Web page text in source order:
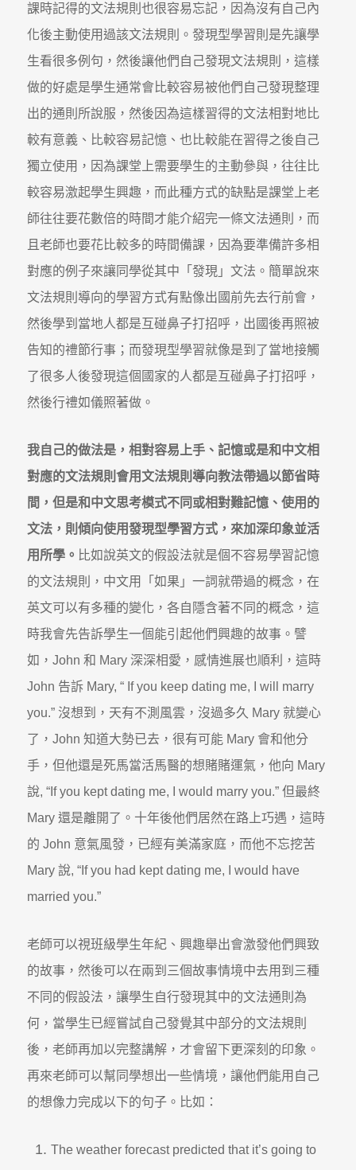
課時記得的文法規則也很容易忘記，因為沒有自己內
化後主動使用過該文法規則。發現型學習則是先讓學
生看很多例句，然後讓他們自己發現文法規則，這樣
做的好處是學生通常會比較容易被他們自己發現整理
出的通則所說服，然後因為這樣習得的文法相對地比
較有意義、比較容易記憶、也比較能在習得之後自己
獨立使用，因為課堂上需要學生的主動參與，往往比
較容易激起學生興趣，而此種方式的缺點是課堂上老
師往往要花數倍的時間才能介紹完一條文法通則，而
且老師也要花比較多的時間備課，因為要準備許多相
對應的例子來讓同學從其中「發現」文法。簡單說來
文法規則導向的學習方式有點像出國前先去行前會，
然後學到當地人都是互碰鼻子打招呼，出國後再照被
告知的禮節行事；而發現型學習就像是到了當地接觸
了很多人後發現這個國家的人都是互碰鼻子打招呼，
然後行禮如儀照著做。
我自己的做法是，相對容易上手、記憶或是和中文相
對應的文法規則會用文法規則導向教法帶過以節省時
間，但是和中文思考模式不同或相對難記憶、使用的
文法，則傾向使用發現型學習方式，來加深印象並活
用所學。 比如說英文的假設法就是個不容易學習記憶
的文法規則，中文用「如果」一詞就帶過的概念，在
英文可以有多種的變化，各自隱含著不同的概念，這
時我會先告訴學生一個能引起他們興趣的故事。譬
如，John 和 Mary 深深相愛，感情進展也順利，這時
John 告訴 Mary, “ If you keep dating me, I will marry
you.” 沒想到，天有不測風雲，沒過多久 Mary 就變心
了，John 知道大勢已去，很有可能 Mary 會和他分
手，但他還是死馬當活馬醫的想賭賭運氣，他向 Mary
說, “If you kept dating me, I would marry you.” 但最終
Mary 還是離開了。十年後他們居然在路上巧遇，這時
的 John 意氣風發，已經有美滿家庭，而他不忘挖苦
Mary 說, “If you had kept dating me, I would have
married you.”
老師可以視班級學生年紀、興趣舉出會激發他們興致
的故事，然後可以在兩到三個故事情境中去用到三種
不同的假設法，讓學生自行發現其中的文法通則為
何，當學生已經嘗試自己發覺其中部分的文法規則
後，老師再加以完整講解，才會留下更深刻的印象。
再來老師可以幫同學想出一些情境，讓他們能用自己
的想像力完成以下的句子。比如：
The weather forecast predicted that it’s going to